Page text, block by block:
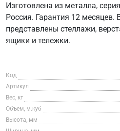
Изготовлена из металла,
Россия. Гарантия 12
представлены стеллажи,
ящики и тележки.
Код
Артикул
Вес, кг
Объем, м.куб
Высота, мм